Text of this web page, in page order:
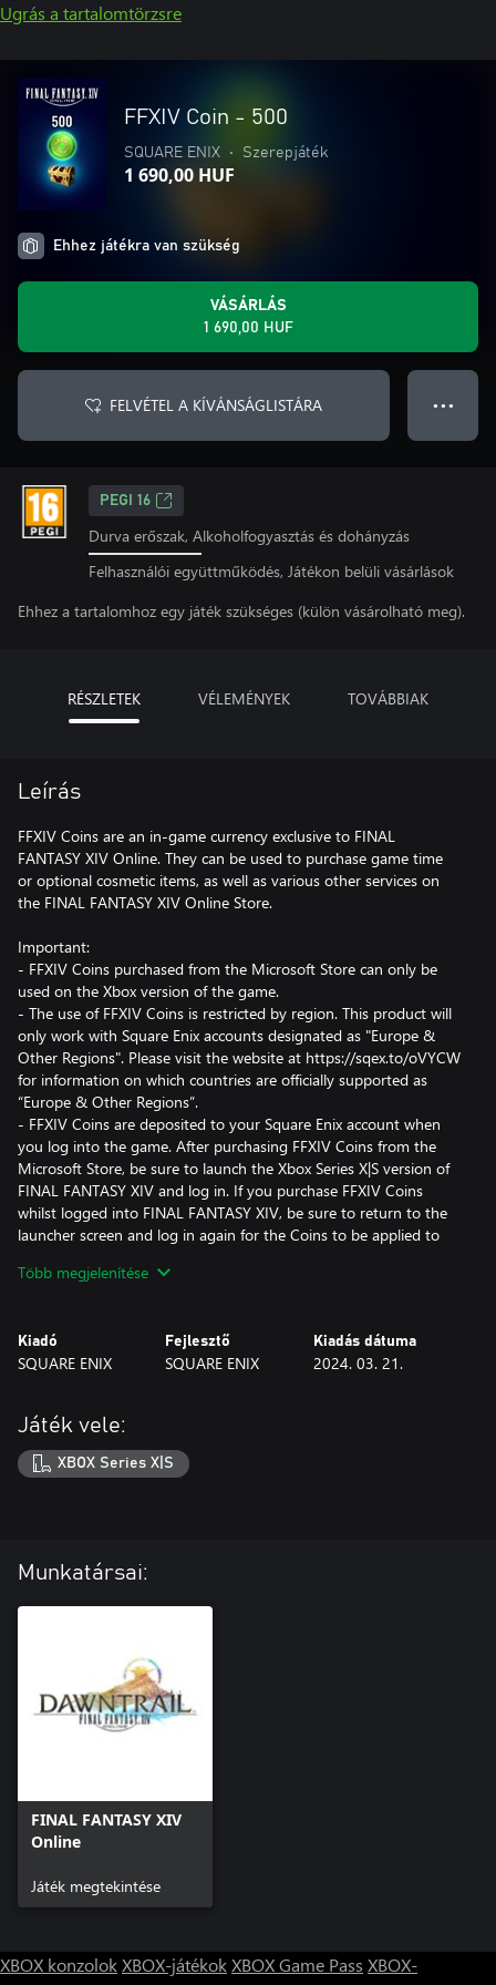
Ugrás a tartalomtörzsre
FFXIV Coin - 500
SQUARE ENIX • Szerepjáték
1 690,00 HUF
Ehhez játékra van szükség
VÁSÁRLÁS
1 690,00 HUF
FELVÉTEL A KÍVÁNSÁGLISTÁRA ● ● ●
PEGI 16
Durva erőszak, Alkoholfogyasztás és dohányzás
Felhasználói együttműködés, Játékon belüli vásárlások
Ehhez a tartalomhoz egy játék szükséges (külön vásárolható meg).
RÉSZLETEK VÉLEMÉNYEK TOVÁBBIAK
Leírás
FFXIV Coins are an in-game currency exclusive to FINAL
FANTASY XIV Online. They can be used to purchase game time
or optional cosmetic items, as well as various other services on
the FINAL FANTASY XIV Online Store.
Important:
- FFXIV Coins purchased from the Microsoft Store can only be
used on the Xbox version of the game.
- The use of FFXIV Coins is restricted by region. This product will
only work with Square Enix accounts designated as "Europe &
Other Regions". Please visit the website at https://sqex.to/oVYCW
for information on which countries are officially supported as
“Europe & Other Regions”.
- FFXIV Coins are deposited to your Square Enix account when
you log into the game. After purchasing FFXIV Coins from the
Microsoft Store, be sure to launch the Xbox Series X|S version of
FINAL FANTASY XIV and log in. If you purchase FFXIV Coins
whilst logged into FINAL FANTASY XIV, be sure to return to the
launcher screen and log in again for the Coins to be applied to
- FFXIV Coins are redeemed when the FINAL FANTASY XIV
account.
- Please visit the website at https://sqex.to/Fl1HH for full terms
Több megjelenítése
Kiadó
SQUARE ENIX
Fejlesztő
SQUARE ENIX
Kiadás dátuma
2024. 03. 21.
Játék vele:
XBOX Series X|S
Munkatársai:
FINAL FANTASY XIV
Online
Játék megtekintése
XBOX konzolokXBOX-játékokXBOX Game Pass XBOX-